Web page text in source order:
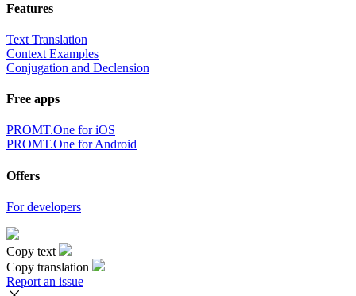
Features
Text Translation
Context Examples
Conjugation and Declension
Free apps
PROMT.One for iOS
PROMT.One for Android
Offers
For developers
Copy text
Copy translation
Report an issue